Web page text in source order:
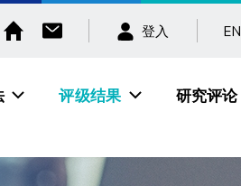
登入 EN
评级结果 研究评论